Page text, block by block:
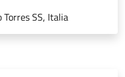
SS, Italia